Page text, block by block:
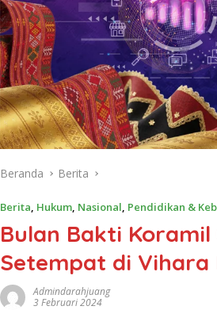
Beranda Berita
Berita, Hukum, Nasional, Pendidikan &
Bulan Bakti
Setempat di Vihara
Admindarahjuang
3 Februari 2024